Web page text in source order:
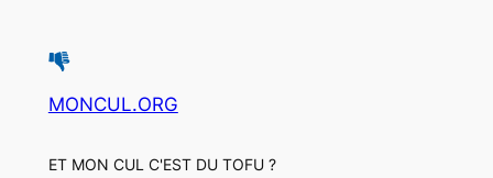
MONCUL.ORG
ET MON CUL C'EST DU TOFU ?